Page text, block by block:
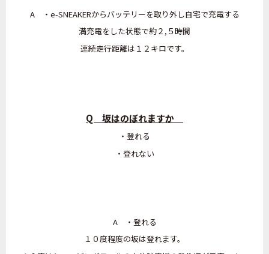
A ・ e-SNEAKERからバッテリーを取り外し自宅で充電する
満充電をした状態で約２,５時間
連続走行距離は１２キロです。
Q 坂はのぼれますか
・登れる
・登れない
A ・登れる
１０度程度の坂は登れます。